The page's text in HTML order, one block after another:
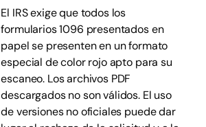
El IRS exige que todos los
formularios 1096 presentados en
papel se presenten en un formato
especial de color rojo apto para su
escaneo. Los archivos PDF
descargados no son válidos. El uso
de versiones no oficiales puede dar